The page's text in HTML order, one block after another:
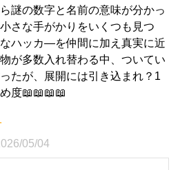
謎の数字と名前の意味が分かっ
さな手がかりをいくつも見つ
ハッカ―を仲間に加え真実に近
が多数入れ替わる中、ついてい
たが、展開には引き込まれ？1
度📖📖📖📖
05/04